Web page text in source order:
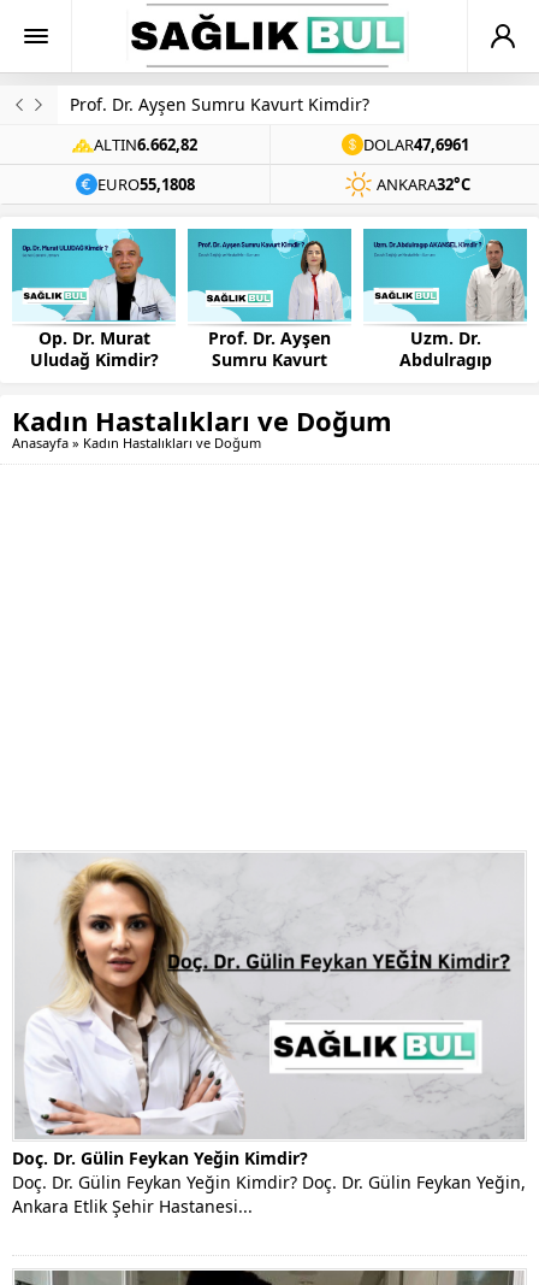
Prof. Dr. Ayşen Sumru Kavurt Kimdir?
ALTIN6.662,82 DOLAR47,6961
EURO55,1808 ANKARA32°C
Op. Dr. Murat
Uludağ Kimdir?
Prof. Dr. Ayşen
Sumru Kavurt
Uzm. Dr.
Abdulragıp
Kadın Hastalıkları ve Doğum
Anasayfa » Kadın Hastalıkları ve Doğum
Doç. Dr. Gülin Feykan Yeğin Kimdir?
Doç. Dr. Gülin Feykan Yeğin Kimdir? Doç. Dr. Gülin Feykan Yeğin,
Ankara Etlik Şehir Hastanesi...